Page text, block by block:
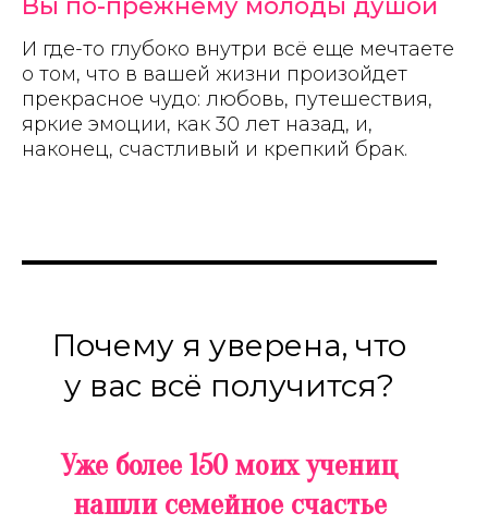
Вы по-прежнему молоды душой
И где-то глубоко внутри всё еще мечтаете
о том, что в вашей жизни произойдет
прекрасное чудо: любовь, путешествия,
яркие эмоции, как 30 лет назад, и,
наконец, счастливый и крепкий брак.
Почему я уверена, что
у вас всё получится?
Уже более 150 моих учениц
нашли семейное счастье